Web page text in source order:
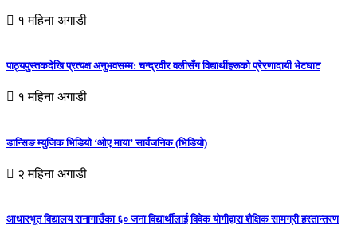
१ महिना अगाडी
पाठ्यपुस्तकदेखि प्रत्यक्ष अनुभवसम्म: चन्द्रवीर वलीसँग विद्यार्थीहरूको प्रेरणादायी भेटघाट
१ महिना अगाडी
डान्सिङ म्युजिक भिडियो ‘ओए माया’ सार्वजनिक (भिडियो)
२ महिना अगाडी
आधारभूत विद्यालय रानागाउँका ६० जना विद्यार्थीलाई विवेक योगीद्वारा शैक्षिक सामग्री हस्तान्तरण